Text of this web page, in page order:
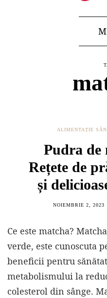
ALIMENTAȚIE
Pudra de
Rețete de
și
NOIEMBRIE 2, 2023
Ce este matcha?
verde, este cunoscuta
beneficii pentru
metabolismului la
colesterol din sânge.